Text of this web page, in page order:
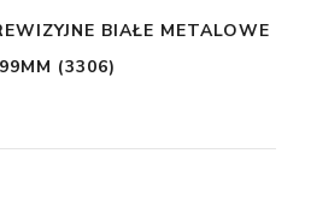
BIAŁE METALOWE
(3306)